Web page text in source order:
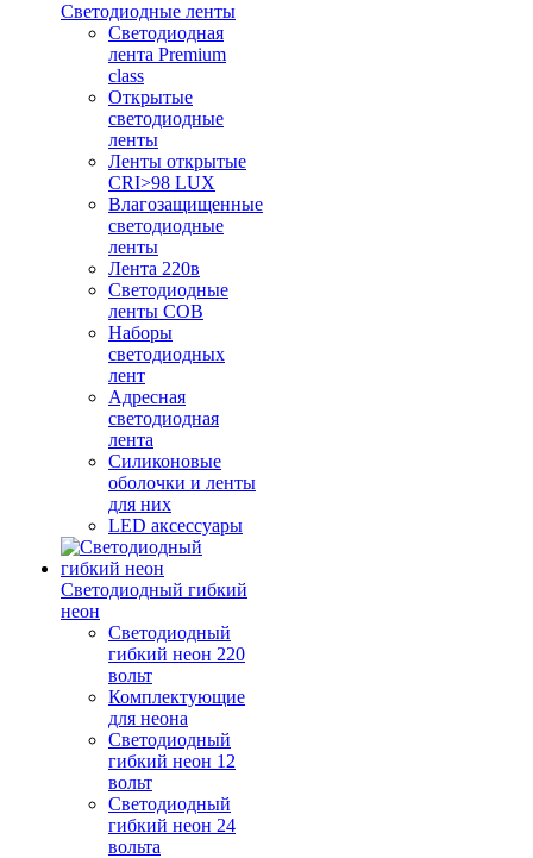
Светодиодные ленты
Светодиодная
лента Premium
class
Открытые
светодиодные
ленты
Ленты открытые
CRI>98 LUX
Влагозащищенные
светодиодные
ленты
Лента 220в
Светодиодные
ленты COB
Наборы
светодиодных
лент
Адресная
светодиодная
лента
Силиконовые
оболочки и ленты
для них
LED аксессуары
Светодиодный гибкий
неон
Светодиодный
гибкий неон 220
вольт
Комплектующие
для неона
Светодиодный
гибкий неон 12
вольт
Светодиодный
гибкий неон 24
вольта